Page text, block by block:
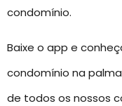
condomínio.
Baixe o app e
condomínio na
de todos os nossos